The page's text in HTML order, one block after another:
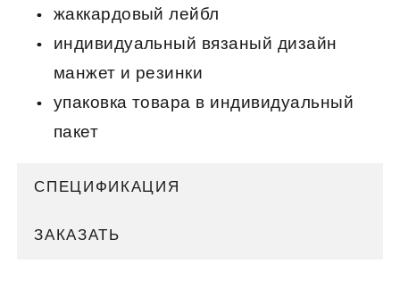
жаккардовый лейбл
индивидуальный вязаный дизайн
манжет и резинки
упаковка товара в индивидуальный
пакет
СПЕЦИФИКАЦИЯ
ЗАКАЗАТЬ